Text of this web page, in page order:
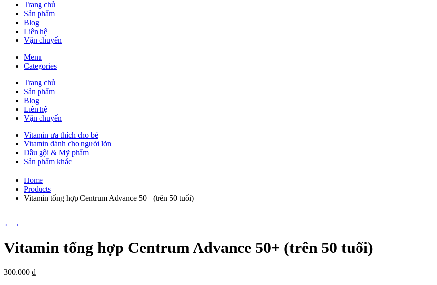
Trang chủ
Sản phẩm
Blog
Liên hệ
Vận chuyển
Menu
Categories
Trang chủ
Sản phẩm
Blog
Liên hệ
Vận chuyển
Vitamin ưa thích cho bé
Vitamin dành cho người lớn
Dầu gội & Mỹ phẩm
Sản phẩm khác
Home
Products
Vitamin tổng hợp Centrum Advance 50+ (trên 50 tuổi)
← →
Vitamin tổng hợp Centrum Advance 50+ (trên 50 tuổi)
300.000 ₫